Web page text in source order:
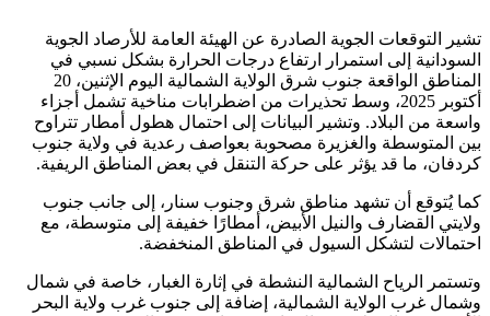
تشير التوقعات الجوية الصادرة عن الهيئة العامة للأرصاد الجوية
السودانية إلى استمرار ارتفاع درجات الحرارة بشكل نسبي في
المناطق الواقعة جنوب شرق الولاية الشمالية اليوم الإثنين، 20
أكتوبر 2025، وسط تحذيرات من اضطرابات مناخية تشمل أجزاء
واسعة من البلاد. وتشير البيانات إلى احتمال هطول أمطار تتراوح
بين المتوسطة والغزيرة مصحوبة بعواصف رعدية في ولاية جنوب
كردفان، ما قد يؤثر على حركة التنقل في بعض المناطق الريفية.
كما يُتوقع أن تشهد مناطق شرق وجنوب سنار، إلى جانب جنوب
ولايتي القضارف والنيل الأبيض، أمطارًا خفيفة إلى متوسطة، مع
احتمالات لتشكل السيول في المناطق المنخفضة.
وتستمر الرياح الشمالية النشطة في إثارة الغبار، خاصة في شمال
وشمال غرب الولاية الشمالية، إضافة إلى جنوب غرب ولاية البحر